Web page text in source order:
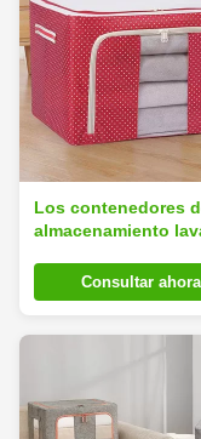
Los contenedores
almacenamiento
cubo de Silk Road
Enterprise sellaron
Consultar ahora